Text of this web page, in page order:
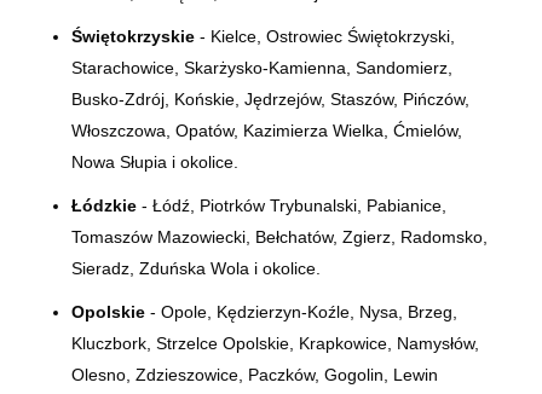
Świętokrzyskie- Kielce, Ostrowiec Świętokrzyski,
Starachowice, Skarżysko-Kamienna, Sandomierz,
Busko-Zdrój, Końskie, Jędrzejów, Staszów, Pińczów,
Włoszczowa, Opatów, Kazimierza Wielka, Ćmielów,
Nowa Słupia i okolice.
Łódzkie- Łódź, Piotrków Trybunalski, Pabianice,
Tomaszów Mazowiecki, Bełchatów, Zgierz, Radomsko,
Sieradz, Zduńska Wola i okolice.
Opolskie- Opole, Kędzierzyn-Koźle, Nysa, Brzeg,
Kluczbork, Strzelce Opolskie, Krapkowice, Namysłów,
Olesno, Zdzieszowice, Paczków, Gogolin, Lewin